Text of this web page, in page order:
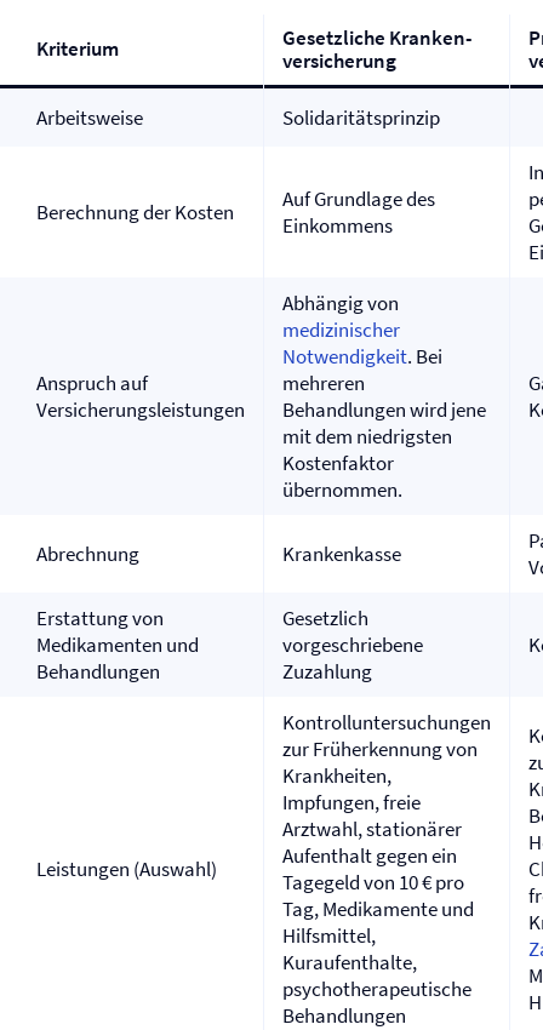
Kriterium
Gesetzliche Kranken­
versicherung
Arbeitsweise Solidaritätsprinzip
Berechnung der Kosten
Auf Grundlage des
Einkommens
Anspruch auf
Versicherungsleistungen
Abhängig von
medizinischer
Notwendigkeit. Bei
mehreren
Behandlungen wird jene
mit dem niedrigsten
Kostenfaktor
übernommen.
Abrechnung Krankenkasse
Erstattung von
Medikamenten und
Behandlungen
Gesetzlich
vorgeschriebene
Zuzahlung
Leistungen (Auswahl)
Kontrolluntersuchungen
zur Früherkennung von
Krankheiten,
Impfungen, freie
Arztwahl, stationärer
Aufenthalt gegen ein
Tagegeld von 10 € pro
Tag, Medikamente und
Hilfsmittel,
Kuraufenthalte,
psychotherapeutische
Behandlungen